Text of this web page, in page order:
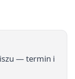
— termin i